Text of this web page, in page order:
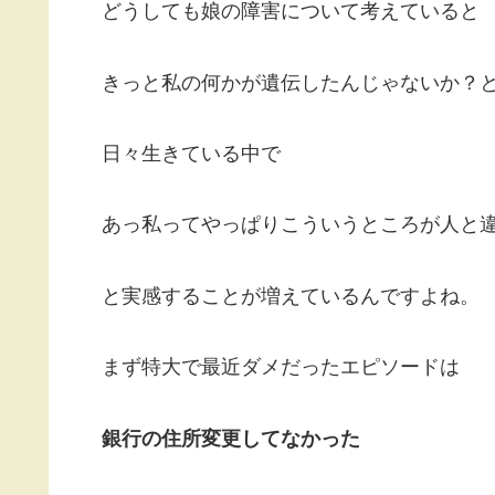
どうしても娘の障害について考えていると
きっと私の何かが遺伝したんじゃないか？
日々生きている中で
あっ私ってやっぱりこういうところが人と
と実感することが増えているんですよね。
まず特大で最近ダメだったエピソードは
銀行の住所変更してなかった